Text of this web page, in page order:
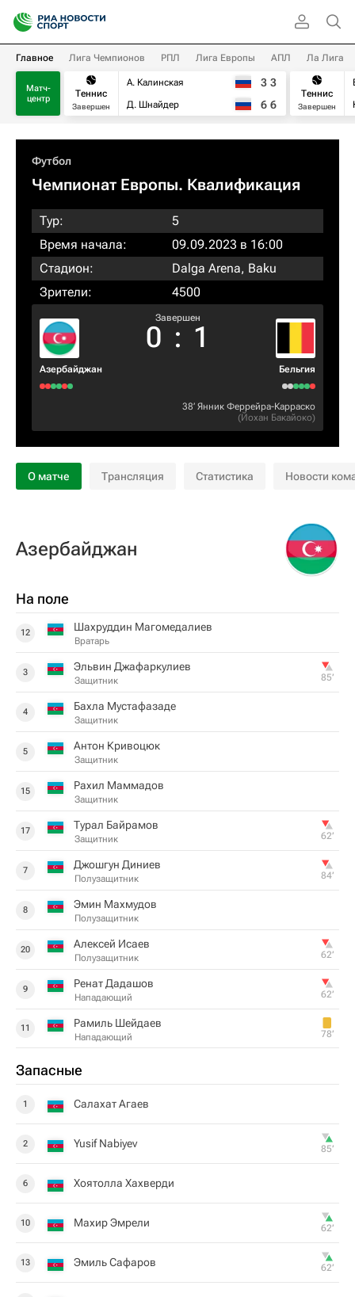
Главное Лига Чемпионов РПЛ Лига Европы АПЛ Ла Лига
Матч-
центр
Теннис
Завершен
А. Калинская
Д. Шнайдер
3 3
6 6
Теннис
Завершен
Футбол
Чемпионат Европы. Квалификация​
Тур:
5
Время начала:
09.09.2023 в 16:00
Стадион:
Dalga Arena, Baku
Зрители:
4500
Азербайджан
Завершен
0 : 1
Бельгия
38‎’‎ Янник Феррейра-Карраско
(Йохан Бакайоко)
О матче Трансляция Статистика Новости
Азербайджан
На поле
12 Шахруддин Магомедалиев
Вратарь
3 Эльвин Джафаркулиев
Защитник 85‎’‎
4 Бахла Мустафазаде
Защитник
5 Антон Кривоцюк
Защитник
15 Рахил Маммадов
Защитник
17 Турал Байрамов
Защитник 62‎’‎
7 Джошгун Диниев
Полузащитник 84‎’‎
8 Эмин Махмудов
Полузащитник
20 Алексей Исаев
Полузащитник 62‎’‎
9 Ренат Дадашов
Нападающий 62‎’‎
11 Рамиль Шейдаев
Нападающий 78‎’‎
Запасные
1 Салахат Агаев
2 Yusif Nabiyev 85‎’‎
6 Хоятолла Хахверди
10 Махир Эмрели 62‎’‎
13 Эмиль Сафаров 62‎’‎